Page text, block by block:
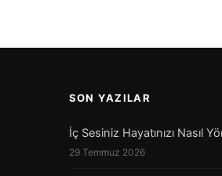
SON YAZILAR
İç Sesiniz Hayatınızı Nasıl
29 Temmuz 2026